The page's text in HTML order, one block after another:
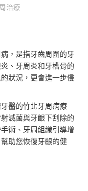
治療
，是指牙齒周圍的牙
、牙周炎和牙槽骨的
狀況，更會進一步侵
醫的竹北牙周病療
滅菌與牙齦下刮除的
術、牙周組織引導增
助您恢復牙齦的健